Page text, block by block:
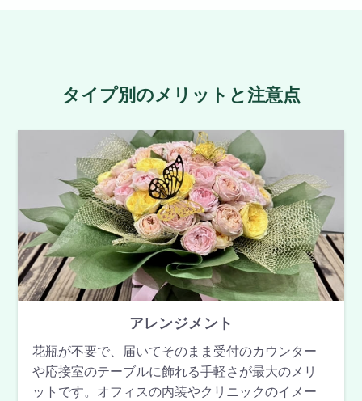
タイプ別のメリットと注意点
アレンジメント
花瓶が不要で、届いてそのまま受付のカウンター
や応接室のテーブルに飾れる手軽さが最大のメリ
ットです。オフィスの内装やクリニックのイメー